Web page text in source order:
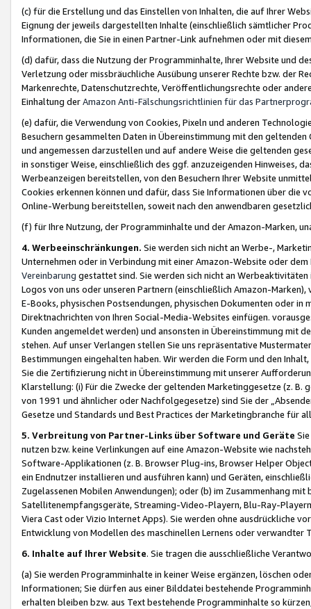
(c) für die Erstellung und das Einstellen von Inhalten, die auf Ihrer
Eignung der jeweils dargestellten Inhalte (einschließlich sämtlicher
Informationen, die Sie in einen Partner-Link aufnehmen oder mit
(d) dafür, dass die Nutzung der Programminhalte, Ihrer Website und
Verletzung oder missbräuchliche Ausübung unserer Rechte bzw. der
Markenrechte, Datenschutzrechte, Veröffentlichungsrechte oder
Einhaltung derAmazon Anti-Fälschungsrichtlinien für das
(e) dafür, die Verwendung von Cookies, Pixeln und anderen
Besuchern gesammelten Daten in Übereinstimmung mit den
und angemessen darzustellen und auf andere Weise die geltenden
in sonstiger Weise, einschließlich des ggf. anzuzeigenden Hinweises,
Werbeanzeigen bereitstellen, von den Besuchern Ihrer Website
Cookies erkennen können und dafür, dass Sie Informationen über die
Online-Werbung bereitstellen, soweit nach den anwendbaren
(f) für Ihre Nutzung, der Programminhalte und der Amazon-Marken,
4. Werbeeinschränkungen. Sie werden sich nicht an Werbe-,
Unternehmen oder in Verbindung mit einer Amazon-Website oder
Vereinbarung gestattet sind. Sie werden sich nicht an
Logos von uns oder unseren Partnern (einschließlich Amazon-
E-Books, physischen Postsendungen, physischen Dokumenten oder in
Direktnachrichten von Ihren Social-Media-Websites einfügen.
Kunden angemeldet werden) und ansonsten in Übereinstimmung mit
stehen. Auf unser Verlangen stellen Sie uns repräsentative
Bestimmungen eingehalten haben. Wir werden die Form und den
Sie die Zertifizierung nicht in Übereinstimmung mit unserer
Klarstellung: (i) Für die Zwecke der geltenden Marketinggesetze (z. B.
von 1991 und ähnlicher oder Nachfolgegesetze) sind Sie der
Gesetze und Standards und Best Practices der Marketingbranche für
5. Verbreitung von Partner-Links über Software und Geräte
nutzen bzw. keine Verlinkungen auf eine Amazon-Website wie
Software-Applikationen (z. B. Browser Plug-ins, Browser Helper
ein Endnutzer installieren und ausführen kann) und Geräten,
Zugelassenen Mobilen Anwendungen); oder (b) im Zusammenhang
Satellitenempfangsgeräte, Streaming-Video-Playern, Blu-Ray-
Viera Cast oder Vizio Internet Apps). Sie werden ohne ausdrückliche
Entwicklung von Modellen des maschinellen Lernens oder
6. Inhalte auf Ihrer Website. Sie tragen die ausschließliche
(a) Sie werden Programminhalte in keiner Weise ergänzen, löschen
Informationen; Sie dürfen aus einer Bilddatei bestehende
erhalten bleiben bzw. aus Text bestehende Programminhalte so